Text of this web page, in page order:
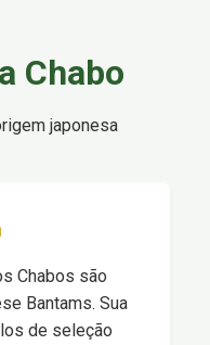
Chabo
japonesa
Chabos são
Bantams. Sua
de seleção